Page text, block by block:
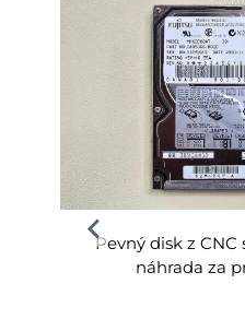
Pevný disk z
náhrada za